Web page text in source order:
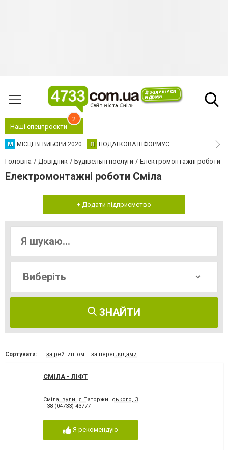
Наші спецпроєкти
2
М МІСЦЕВІ ВИБОРИ 2020 П ПОДАТКОВА ІНФОРМУЄ
Головна Довідник Будівельні послуги Електромонтажні роботи
Електромонтажні роботи Сміла
+ Додати підприємство
ЗНАЙТИ
Сортувати: за рейтингом за переглядами
СМІЛА - ЛІФТ
Сміла, вулиця Паторжинського, 3
+38 (04733) 43777
Я рекомендую